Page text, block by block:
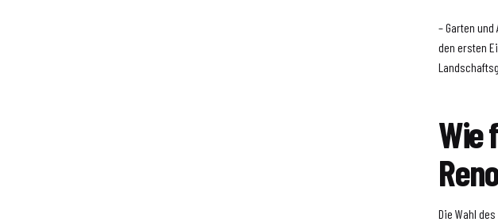
– Garten
den ersten
Wie
Die Wahl